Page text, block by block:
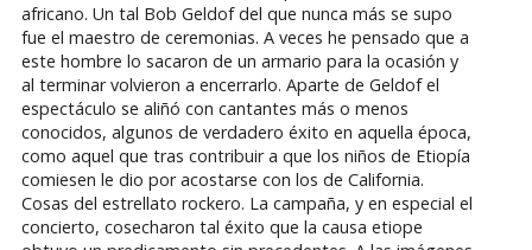
africano. Un tal Bob Geldof del que nunca más se supo
fue el maestro de ceremonias. A veces he pensado que a
este hombre lo sacaron de un armario para la ocasión y
al terminar volvieron a encerrarlo. Aparte de Geldof el
espectáculo se aliñó con cantantes más o menos
conocidos, algunos de verdadero éxito en aquella época,
como aquel que tras contribuir a que los niños de Etiopía
comiesen le dio por acostarse con los de California.
Cosas del estrellato rockero. La campaña, y en especial el
concierto, cosecharon tal éxito que la causa etiope